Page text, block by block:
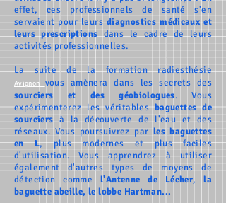
effet, ces professionnels de santé s'en
servaient pour leurs diagnostics médicaux et
leurs prescriptionsdans le cadre de leurs
activités professionnelles.
La suite de la formation radiesthésie
Avignon vous amènera dans les secrets des
sourciers et des géobiologues. Vous
expérimenterez les véritables baguettes de
sourciers à la découverte de l'eau et des
réseaux. Vous poursuivrez par les baguettes
en L, plus modernes et plus faciles
d'utilisation. Vous apprendrez à utiliser
également d'autres types de moyens de
détection commel'Antenne de Lécher,la
baguette abeille, le lobbe Hartman...